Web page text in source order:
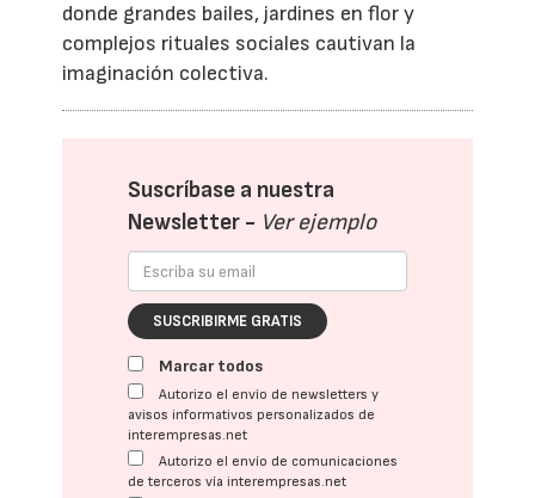
donde grandes bailes, jardines en flor y
complejos rituales sociales cautivan la
imaginación colectiva.
Suscríbase a nuestra
Newsletter - Ver ejemplo
SUSCRIBIRME GRATIS
Marcar todos
Autorizo el envío de newsletters y
avisos informativos personalizados de
interempresas.net
Autorizo el envío de comunicaciones
de terceros vía interempresas.net